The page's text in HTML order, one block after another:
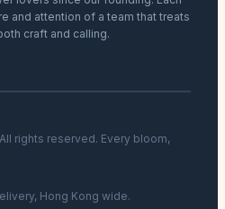
and attention of a team that treats
craft and calling.
rights reserved. Every bloom,
Hong Kong wide.